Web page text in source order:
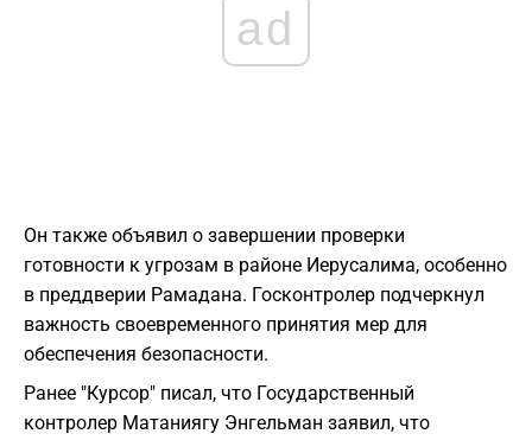
ad
Он также объявил о завершении проверки
готовности к угрозам в районе Иерусалима, особенно
в преддверии Рамадана. Госконтролер подчеркнул
важность своевременного принятия мер для
обеспечения безопасности.
Ранее "Курсор" писал, что Государственный
контролер Матаниягу Энгельман заявил, что